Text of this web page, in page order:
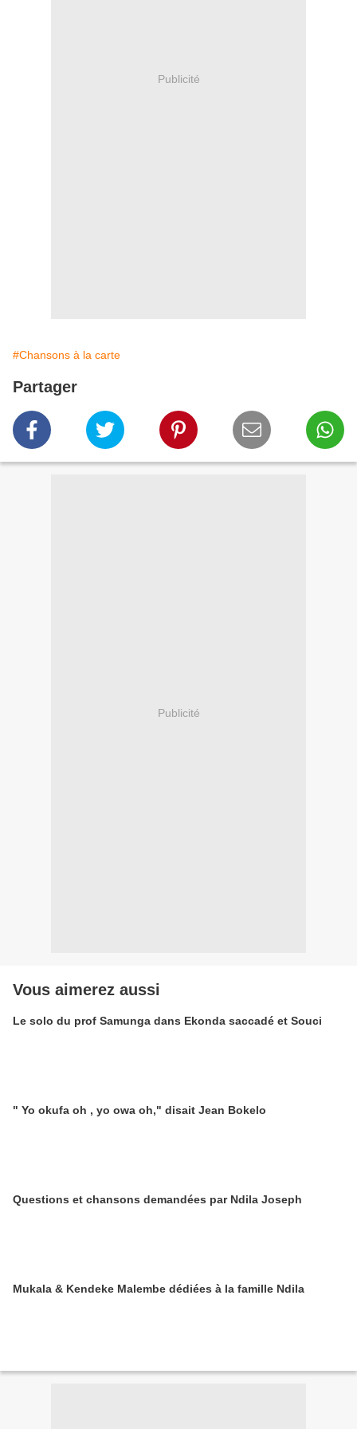
Publicité
#Chansons à la carte
Partager
Publicité
Vous aimerez aussi
Le solo du prof Samunga dans Ekonda saccadé et Souci
" Yo okufa oh , yo owa oh," disait Jean Bokelo
Questions et chansons demandées par Ndila Joseph
Mukala & Kendeke Malembe dédiées à la famille Ndila